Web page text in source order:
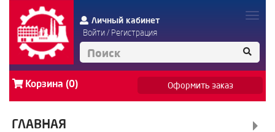
Личный кабинет
Войти/ Регистрация
Корзина (0) Оформить заказ
ГЛАВНАЯ